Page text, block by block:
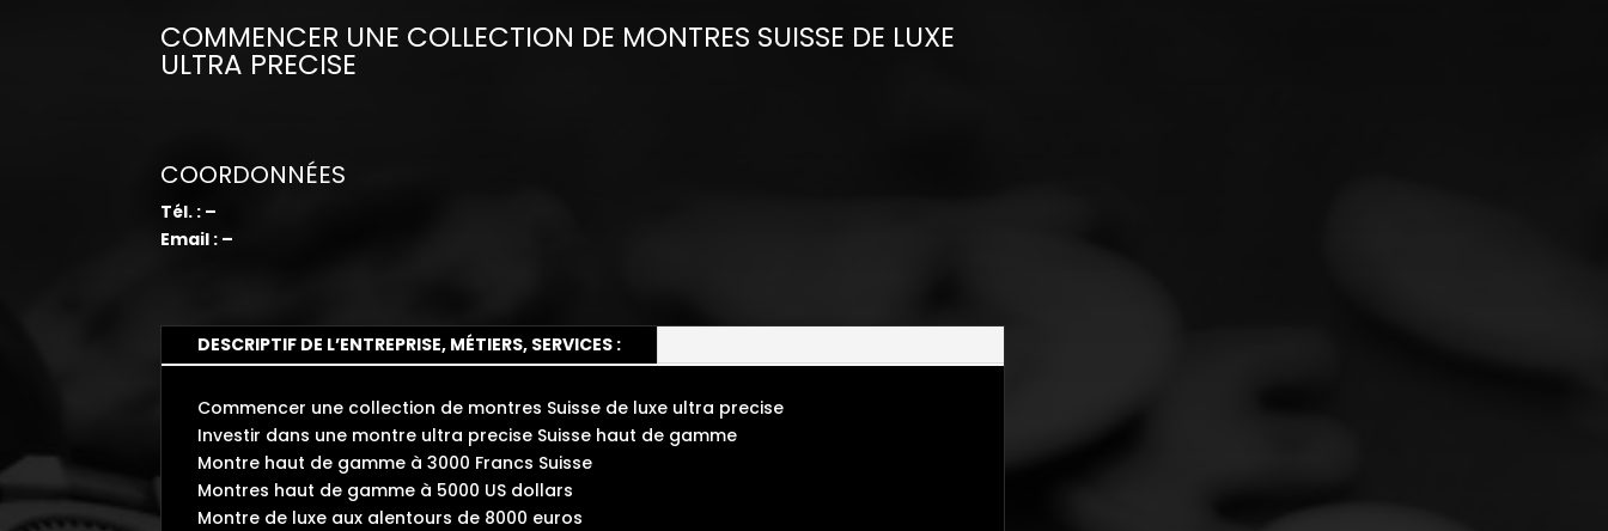
COMMENCER UNE COLLECTION DE MONTRES SUISSE DE LUXE
ULTRA PRECISE
COORDONNÉES
Tél. : –
Email : –
DESCRIPTIF DE L’ENTREPRISE, MÉTIERS, SERVICES :
Commencer une collection de montres Suisse de luxe ultra precise
Investir dans une montre ultra precise Suisse haut de gamme
Montre haut de gamme à 3000 Francs Suisse
Montres haut de gamme à 5000 US dollars
Montre de luxe aux alentours de 8000 euros